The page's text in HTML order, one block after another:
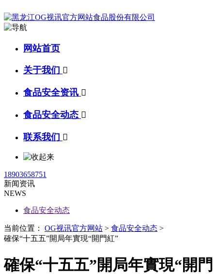
网站首页
关于我们 
食品安全资讯 
食品安全动态 
联系我们 
18903658751
新闻资讯
NEWS
食品安全动态
当前位置： OG视讯官方网站 > 食品安全动态 >
確保“十五五”開局年實現“開門紅”
確保“十五五”開局年實現“開門